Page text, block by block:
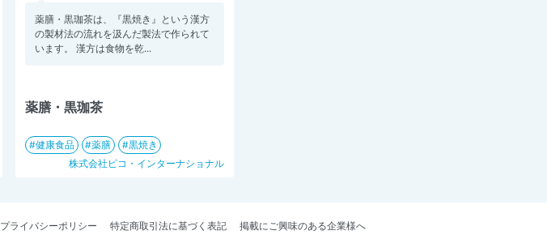
薬膳・黒珈茶は、『黒焼き』という漢方
の製材法の流れを汲んだ製法で作られて
います。 漢方は食物を乾...
薬膳・黒珈茶
健康食品 薬膳
黒焼き
株式会社ピコ・インターナショナル
プライバシーポリシー 特定商取引法に基づく表記 掲載にご興味のある企業様へ